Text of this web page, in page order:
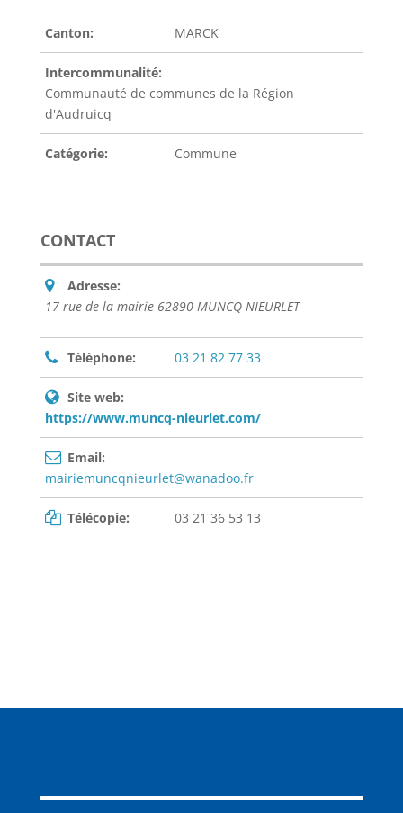
Canton: MARCK
Intercommunalité:
Communauté de communes de la Région
d'Audruicq
Catégorie: Commune
CONTACT
Adresse:
17 rue de la mairie 62890 MUNCQ NIEURLET
Téléphone: 03 21 82 77 33
Site web:
https://www.muncq-nieurlet.com/
Email:
mairiemuncqnieurlet@wanadoo.fr
Télécopie: 03 21 36 53 13